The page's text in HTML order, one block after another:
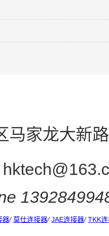
马家龙大新
器/ 莫仕连接器/ JAE连接器/ TKK